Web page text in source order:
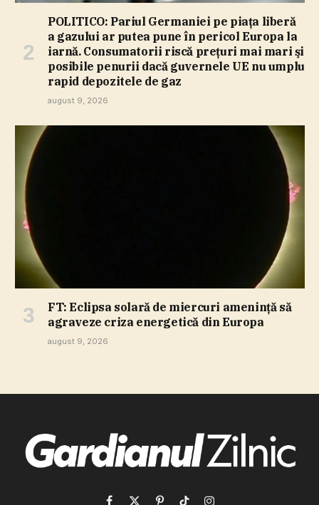
POLITICO: Pariul Germaniei pe piaţa liberă
a gazului ar putea pune în pericol Europa la
iarnă. Consumatorii riscă preţuri mai mari şi
posibile penurii dacă guvernele UE nu umplu
rapid depozitele de gaz
august 9, 2026
FT: Eclipsa solară de miercuri ameninţă să
agraveze criza energetică din Europa
august 9, 2026